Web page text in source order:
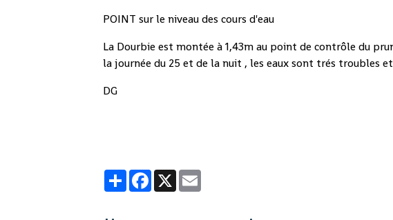
POINT sur le niveau des cours d'eau
La Dourbie est montée à 1,43m au point de contrôle du
la journée du 25 et de la nuit , les eaux sont trés troubles
DG
PartagerFacebook
X